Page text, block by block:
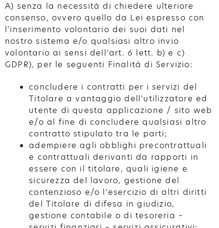
A) senza la necessità di chiedere ulteriore
consenso, ovvero quello da Lei espresso con
l’inserimento volontario dei suoi dati nel
nostro sistema e/o qualsiasi altro invio
volontario ai sensi dell’art. 6 lett. b) e c)
GDPR), per le seguenti Finalità di Servizio:
concludere i contratti per i servizi del
Titolare a vantaggio dell’utilizzatore ed
utente di questa applicazione / sito web
e/o al fine di concludere qualsiasi altro
contratto stipulato tra le parti;
adempiere agli obblighi precontrattuali
e contrattuali derivanti da rapporti in
essere con il titolare, quali igiene e
sicurezza del lavoro, gestione del
contenzioso e/o l’esercizio di altri diritti
del Titolare di difesa in giudizio,
gestione contabile o di tesoreria –